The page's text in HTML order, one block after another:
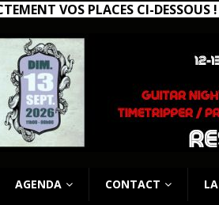
VOS PLACES CI-
AGENDA CONTACT